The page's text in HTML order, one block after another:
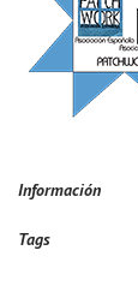
Información
Tags